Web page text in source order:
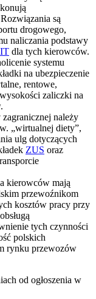
są
drogowego,
naliczania podstawy
dla tych kierowców.
systemu
na ubezpieczenie
rentowe,
zaliczki na
należy
„wirtualnej diety”,
ulg dotyczących
ZUS oraz
kierowców mają
przewoźnikom
kosztów pracy przy
tych czynności
polskich
rynku przewozów
od ogłoszenia w